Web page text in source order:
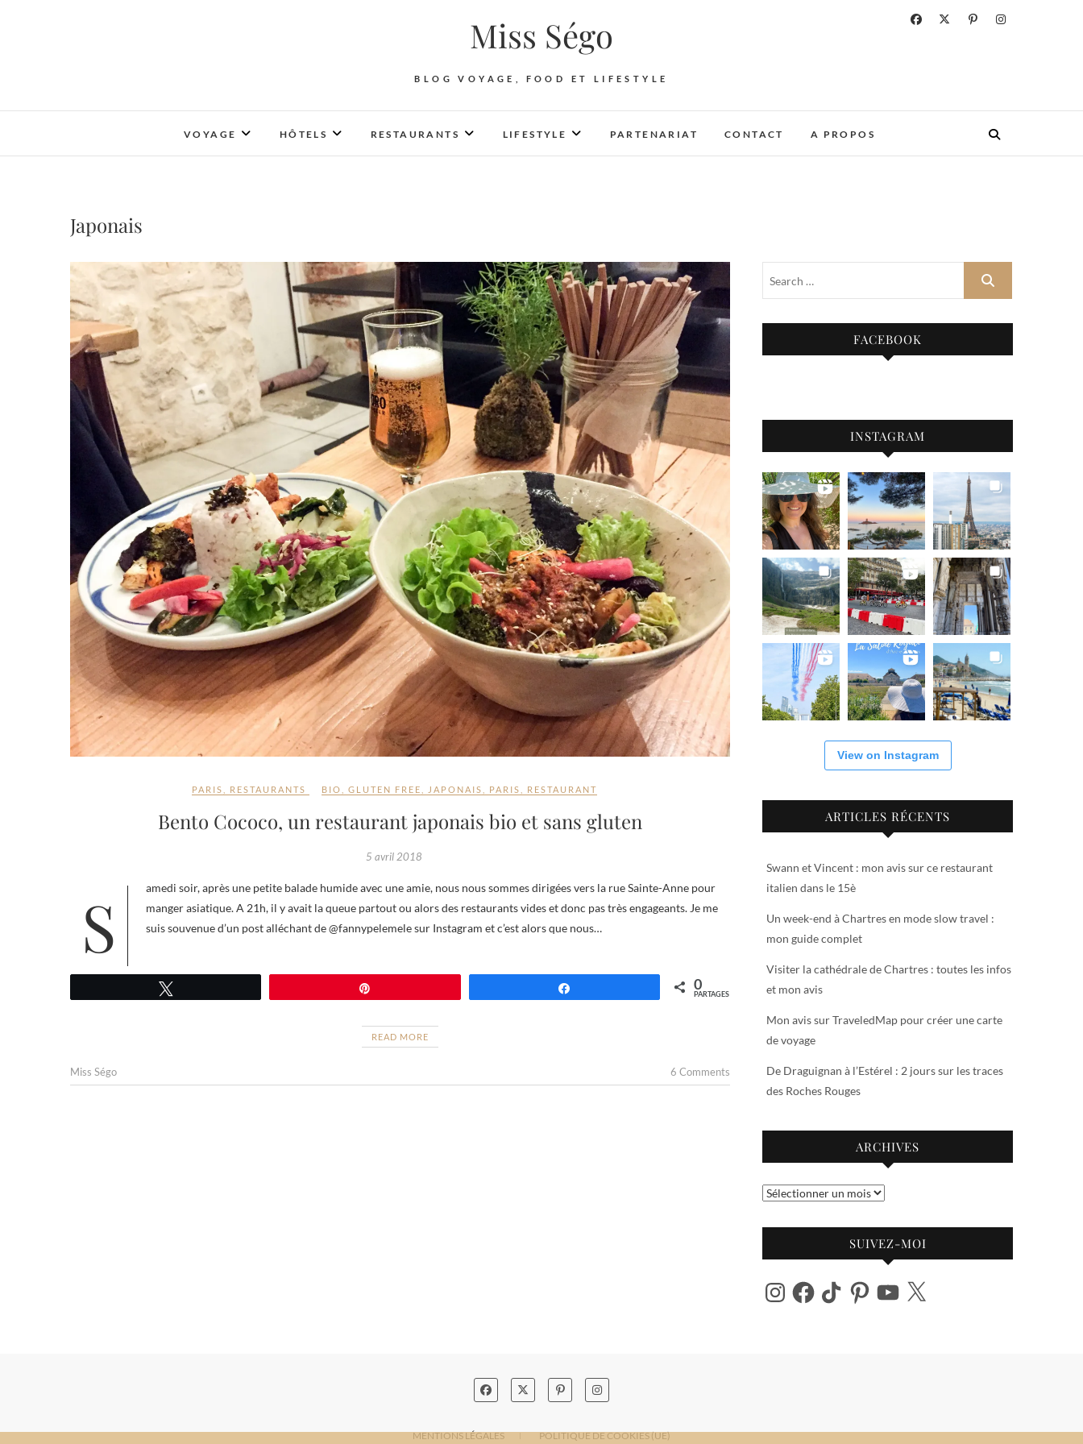
Miss Ségo
BLOG VOYAGE, FOOD ET LIFESTYLE
VOYAGE HÔTELS RESTAURANTS LIFESTYLE PARTENARIAT CONTACT A PROPOS
Japonais
PARIS RESTAURANTS BIO GLUTEN FREE JAPONAIS PARIS RESTAURANT
Bento Cococo, un restaurant japonais bio et sans gluten
5 avril 2018
Samedi soir, après une petite balade humide avec une amie, nous nous sommes dirigées vers la rue Sainte-Anne pour
manger asiatique. A 21h, il y avait la queue partout ou alors des restaurants vides et donc pas très engageants. Je me
suis souvenue d’un post alléchant de @fannypelemele sur Instagram et c’est alors que nous…
0
PARTAGES
READ MORE
Miss Ségo 6 Comments
FACEBOOK
INSTAGRAM
View on Instagram
ARTICLES RÉCENTS
Swann et Vincent : mon avis sur ce restaurant
italien dans le 15è
Un week-end à Chartres en mode slow travel :
mon guide complet
Visiter la cathédrale de Chartres : toutes les infos
et mon avis
Mon avis sur TraveledMap pour créer une carte
de voyage
De Draguignan à l’Estérel : 2 jours sur les traces
des Roches Rouges
ARCHIVES
Archives
SUIVEZ-MOI
InstagramFacebook
TikTok PinterestYouTube
X
MENTIONS LÉGALES POLITIQUE DE COOKIES (UE)